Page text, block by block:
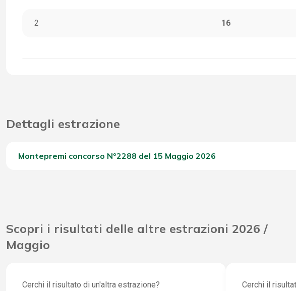
2 16
Dettagli estrazione
Montepremi concorso Nº2288 del 15 Maggio 2026
Scopri i risultati delle altre estrazioni 2026 /
Maggio
Cerchi il risultato di un'altra estrazione? Cerchi il